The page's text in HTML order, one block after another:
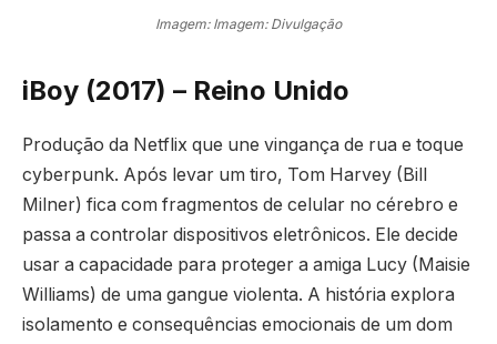
Imagem: Imagem: Divulgação
iBoy (2017) – Reino Unido
Produção da Netflix que une vingança de rua e toque
cyberpunk. Após levar um tiro, Tom Harvey (Bill
Milner) fica com fragmentos de celular no cérebro e
passa a controlar dispositivos eletrônicos. Ele decide
usar a capacidade para proteger a amiga Lucy (Maisie
Williams) de uma gangue violenta. A história explora
isolamento e consequências emocionais de um dom